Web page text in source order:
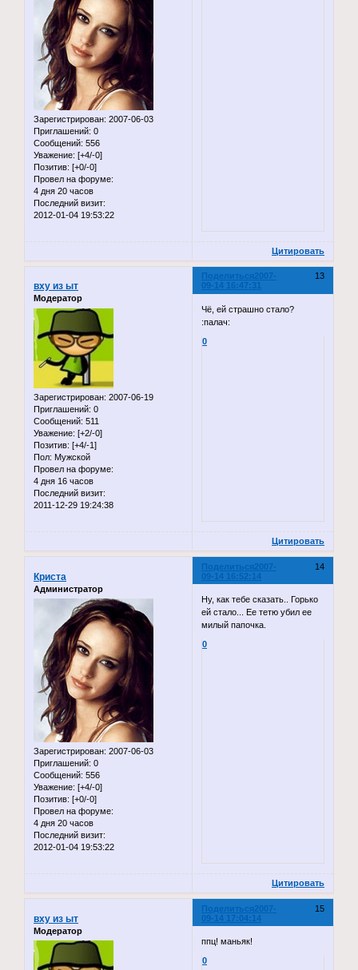
Зарегистрирован: 2007-06-03
Приглашений: 0
Сообщений: 556
Уважение: [+4/-0]
Позитив: [+0/-0]
Провел на форуме:
4 дня 20 часов
Последний визит:
2012-01-04 19:53:22
Цитировать
Поделиться 13
2007-
09-14 16:47:31
вху из ыт
Модератор
Зарегистрирован: 2007-06-19
Приглашений: 0
Сообщений: 511
Уважение: [+2/-0]
Позитив: [+4/-1]
Пол: Мужской
Провел на форуме:
4 дня 16 часов
Последний визит:
2011-12-29 19:24:38
Чё, ей страшно стало?
:палач:
0
Цитировать
Поделиться 14
2007-
09-14 16:52:14
Криста
Администратор
Зарегистрирован: 2007-06-03
Приглашений: 0
Сообщений: 556
Уважение: [+4/-0]
Позитив: [+0/-0]
Провел на форуме:
4 дня 20 часов
Последний визит:
2012-01-04 19:53:22
Ну, как тебе сказать.. Горько
ей стало... Ее тетю убил ее
милый папочка.
0
Цитировать
Поделиться 15
2007-
09-14 17:04:14
вху из ыт
Модератор
ппц! маньяк!
0